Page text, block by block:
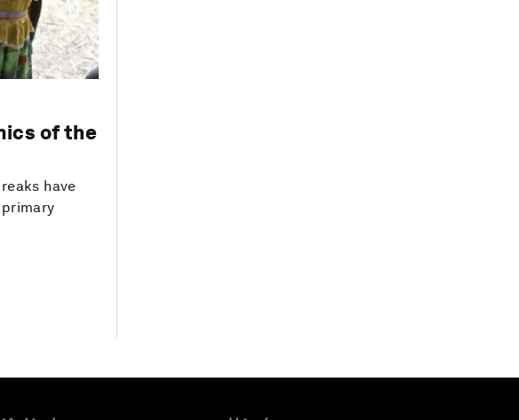
of the
have